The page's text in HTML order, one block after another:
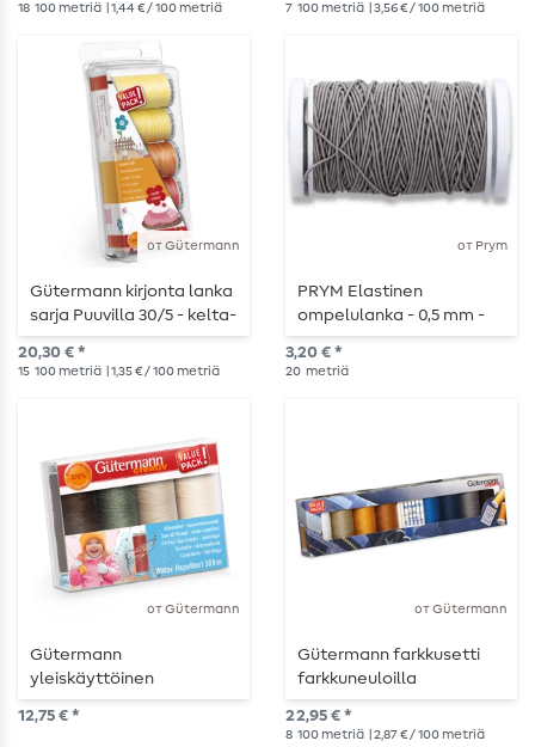
18 100 metriä | 1,44 € / 100 metriä 7 100 metriä | 3,56 € / 100 metriä
от Gütermann
Gütermann kirjonta lanka
sarja Puuvilla 30/5 - kelta-
punainen 5 x 300m
20,30 € *
15 100 metriä | 1,35 € / 100 metriä
от Prym
PRYM Elastinen
ompelulanka - 0,5 mm -
harmaa
3,20 € *
20 metriä
от Gütermann
Gütermann
yleiskäyttöinen
ompelukone - Vettä
hylkivä - Setti maan
12,75 € *
от Gütermann
Gütermann farkkusetti
farkkuneuloilla
varustettuna
22,95 € *
8 100 metriä | 2,87 € / 100 metriä